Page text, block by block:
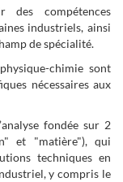
des compétences
industriels, ainsi
de spécialité.
chimie sont
nécessaires aux
fondée sur 2
et "matière"), qui
techniques en
y compris le